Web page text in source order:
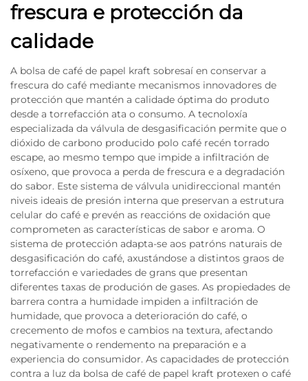
frescura e protección da
calidade
A bolsa de café de papel kraft sobresaí en conservar a
frescura do café mediante mecanismos innovadores de
protección que mantén a calidade óptima do produto
desde a torrefacción ata o consumo. A tecnoloxía
especializada da válvula de desgasificación permite que o
dióxido de carbono producido polo café recén torrado
escape, ao mesmo tempo que impide a infiltración de
osíxeno, que provoca a perda de frescura e a degradación
do sabor. Este sistema de válvula unidireccional mantén
niveis ideais de presión interna que preservan a estrutura
celular do café e prevén as reaccións de oxidación que
comprometen as características de sabor e aroma. O
sistema de protección adapta-se aos patróns naturais de
desgasificación do café, axustándose a distintos graos de
torrefacción e variedades de grans que presentan
diferentes taxas de produción de gases. As propiedades de
barrera contra a humidade impiden a infiltración de
humidade, que provoca a deterioración do café, o
crecemento de mofos e cambios na textura, afectando
negativamente o rendemento na preparación e a
experiencia do consumidor. As capacidades de protección
contra a luz da bolsa de café de papel kraft protexen o café